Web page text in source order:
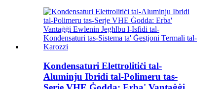
Kondensaturi Elettrolitiċi tal-
Aluminju Ibridi tal-Polimeru tas-